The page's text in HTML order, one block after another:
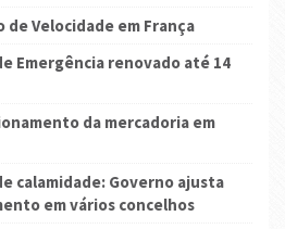
de Velocidade em França
Emergência renovado até 14
da mercadoria em
calamidade: Governo ajusta
em vários concelhos